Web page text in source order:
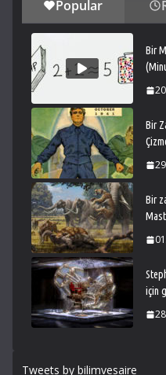
Popular
Bir
Bir
Bir
için
Tweets by bilimvesaire